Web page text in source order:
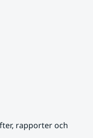
rapporter och